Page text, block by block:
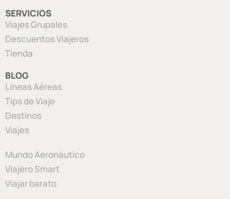
SERVICIOS
Viajes Grupales
Descuentos Viajeros
Tienda
BLOG
Líneas Aéreas
Tips de Viaje
Destinos
Viajes
Mundo Aeronáutico
Viajero Smart
Viajar barato